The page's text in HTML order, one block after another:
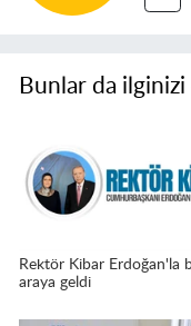
Bunlar da
Rektör Kibar Erdoğan'la
araya geldi